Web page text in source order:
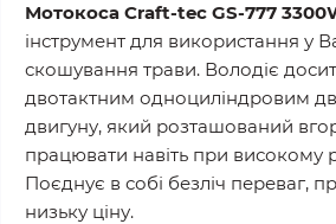
Мотокоса Craft-tec GS-777
інструмент для використання у
скошування трави. Володіє
двотактним одноциліндровим
двигуну, який розташований
працювати навіть при високому
Поєднує в собі безліч переваг,
низьку ціну.